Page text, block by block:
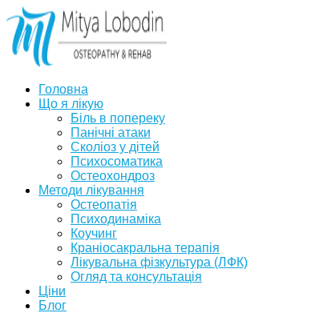
Головна
Що я лікую
Біль в попереку
Панічні атаки
Сколіоз у дітей
Психосоматика
Остеохондроз
Методи лікування
Остеопатія
Психодинаміка
Коучинг
Краніосакральна терапія
Лікувальна фізкультура (ЛФК)
Огляд та консультація
Ціни
Блог